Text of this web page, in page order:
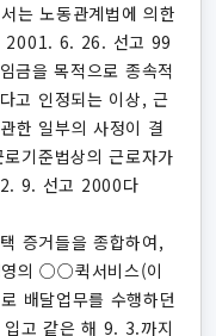
는 노동관계법에 의한
2001. 6. 26. 선고 99
금을 목적으로 종속적
고 인정되는 이상, 근
한 일부의 사정이 결
기준법상의 근로자가
9. 선고 2000다
증거들을 종합하여,
의 ○○퀵서비스(이
배달업무를 수행하던
고 같은 해 9. 3.까지